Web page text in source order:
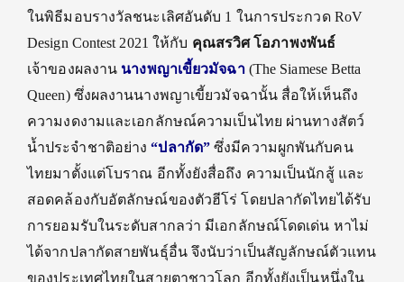
ในพิธีมอบรางวัลชนะเลิศอันดับ 1 ในการประกวด RoV
Design Contest 2021 ให้กับ คุณสรวิศ โอภาพงพันธ์
เจ้าของผลงาน นางพญาเขี้ยวมัจฉา(The Siamese Betta
Queen) ซึ่งผลงานนางพญาเขี้ยวมัจฉานั้น สื่อให้เห็นถึง
ความงดงามและเอกลักษณ์ความเป็นไทย ผ่านทางสัตว์
น้ำประจำชาติอย่าง“ปลากัด” ซึ่งมีความผูกพันกับคน
ไทยมาตั้งแต่โบราณ อีกทั้งยังสื่อถึง ความเป็นนักสู้ และ
สอดคล้องกับอัตลักษณ์ของตัวฮีโร่ โดยปลากัดไทยได้รับ
การยอมรับในระดับสากลว่า มีเอกลักษณ์โดดเด่น หาไม่
ได้จากปลากัดสายพันธุ์อื่น จึงนับว่าเป็นสัญลักษณ์ตัวแทน
ของประเทศไทยในสายตาชาวโลก อีกทั้งยังเป็นหนึ่งใน